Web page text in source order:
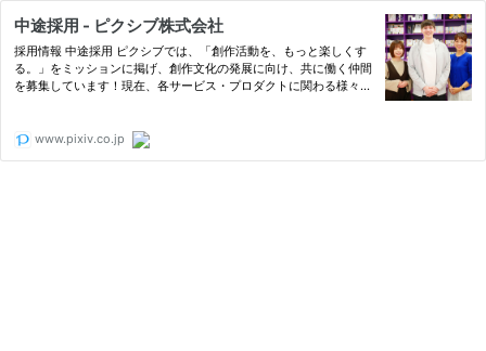
中途採用 - ピクシブ株式会社
採用情報 中途採用 ピクシブでは、「創作活動を、もっと楽しくす
る。」をミッションに掲げ、創作文化の発展に向け、共に働く仲間
を募集しています！現在、各サービス・プロダクトに関わる様々な
www.pixiv.co.jp